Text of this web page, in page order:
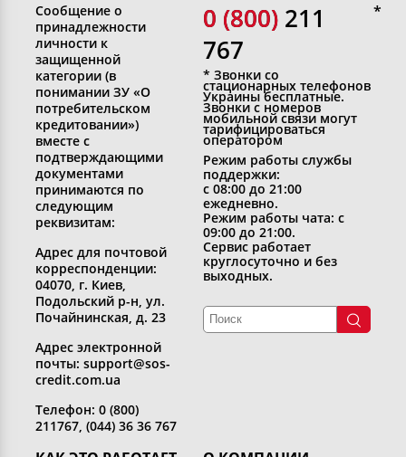
Сообщение о
принадлежности
личности к
защищенной
категории (в
понимании ЗУ «О
потребительском
кредитовании»)
вместе с
подтверждающими
документами
принимаются по
следующим
реквизитам:
Адрес для почтовой
корреспонденции:
04070, г. Киев,
Подольский р-н, ул.
Почайнинская, д. 23
Адрес электронной
почты: support@sos-
credit.com.ua
Телефон: 0 (800)
211767, (044) 36 36 767
0 (800)
0 (800) 211
767
* Звонки со
стационарных телефонов
Украины бесплатные.
Звонки с номеров
мобильной связи могут
тарифицироваться
оператором
Режим работы службы
поддержки:
с 08:00 до 21:00
ежедневно.
Режим работы чата: с
09:00 до 21:00.
Сервис работает
круглосуточно и без
выходных.